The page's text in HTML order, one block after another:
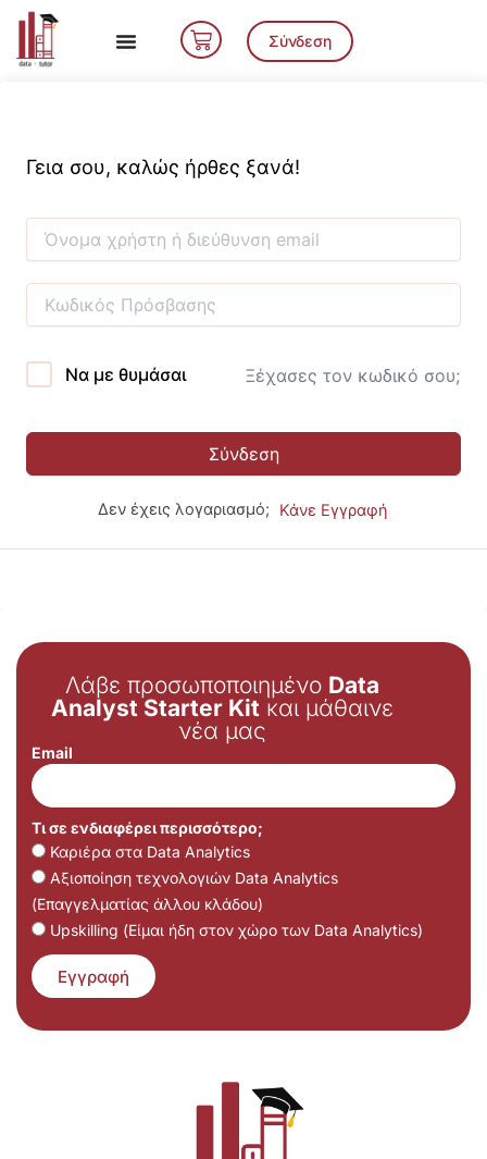
Μετάβαση
περιεχόμενο
Cart Σύνδεση
Γεια σου, καλώς ήρθες ξανά!
Να με θυμάσαι Ξέχασες τον κωδικό σου;
Σύνδεση
Δεν έχεις λογαριασμό; Κάνε Εγγραφή
Λάβε προσωποποιημένο Data
Analyst Starter Kit και μάθαινε
νέα μας
Email
Τι σε ενδιαφέρει περισσότερο;
Καριέρα στα Data Analytics
Αξιοποίηση τεχνολογιών Data Analytics
(Επαγγελματίας άλλου κλάδου)
Upskilling (Είμαι ήδη στον χώρο των Data Analytics)
Εγγραφή